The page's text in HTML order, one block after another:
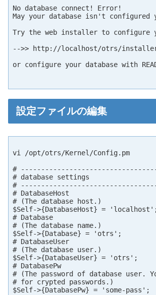
No database connect! Error!
May your database isn't configured
Try the web installer to configure
-->> http://localhost/otrs/
or configure your database with
設定ファイルの編集
vi /opt/otrs/Kernel/Config.pm
#
# database settings
#
# DatabaseHost
# (The database host.)
$Self->{DatabaseHost} =
# Database
# (The database name.)
$Self->{Database} = 'otrs';
# DatabaseUser
# (The database user.)
$Self->{DatabaseUser} = 'otrs';
# DatabasePw
# (The password of database user.
# for crypted passwords.)
$Self->{DatabasePw} = 'some-pass';